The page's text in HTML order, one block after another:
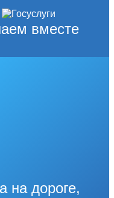
вместе
на дороге,